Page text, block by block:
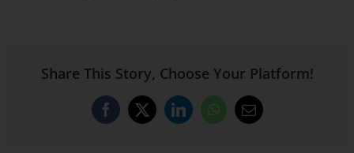
Share This Story, Choose Your Platform!
Facebook
X LinkedInWhatsApp
Email